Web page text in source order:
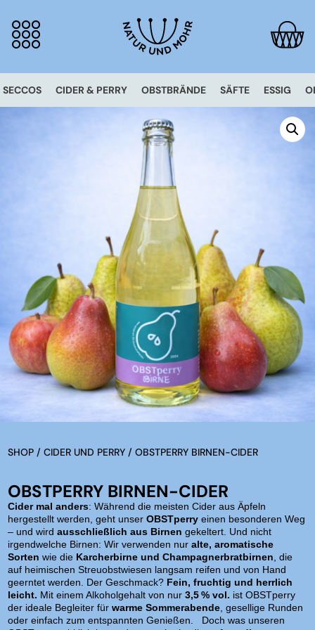
SECCOS CIDER & PERRY OBSTBRÄNDE SÄFTE ESSIG
SHOP /CIDER UND PERRY / OBSTPERRY BIRNEN-CIDER
OBSTPERRY BIRNEN-CIDER
Cider mal anders: Während die meisten Cider aus Äpfeln
hergestellt werden, geht unserOBSTperry einen besonderen Weg
– und wirdausschließlich aus Birnen gekeltert. Und nicht
irgendwelche Birnen: Wir verwenden nuralte, aromatische
Sorten wie die Karcherbirne und Champagnerbratbirnen , die
auf heimischen Streuobstwiesen langsam reifen und von Hand
geerntet werden. Der Geschmack? Fein, fruchtig und herrlich
leicht. Mit einem Alkoholgehalt von nur3,5 % vol. ist OBSTperry
der ideale Begleiter fürwarme Sommerabende , gesellige Runden
oder einfach zum entspannten Genießen. Doch was unseren